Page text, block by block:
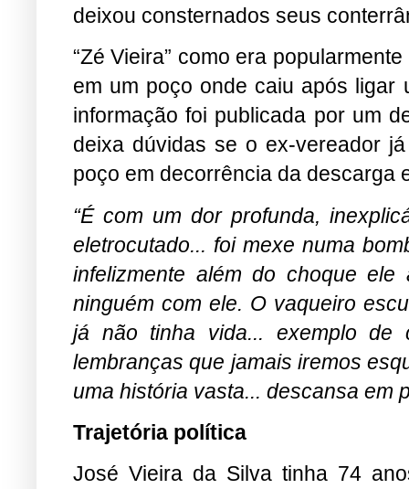
deixou consternados seus
“Zé Vieira” como era
em um poço onde caiu após ligar
informação foi publicada por um
deixa dúvidas se o ex-vereador
poço em decorrência da descarga
“É com um dor profunda,
eletrocutado... foi mexe numa
infelizmente além do choque
ninguém com ele. O vaqueiro
já não tinha vida... exemplo
lembranças que jamais iremos
uma história vasta... descansa em
Trajetória política
José Vieira da Silva tinha 74